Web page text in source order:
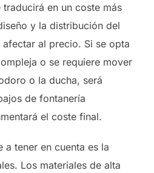
en un coste más
y la distribución del
al precio. Si se opta
o se requiere mover
o la ducha, será
de fontanería
el coste final.
tener en cuenta es la
Los materiales de alta